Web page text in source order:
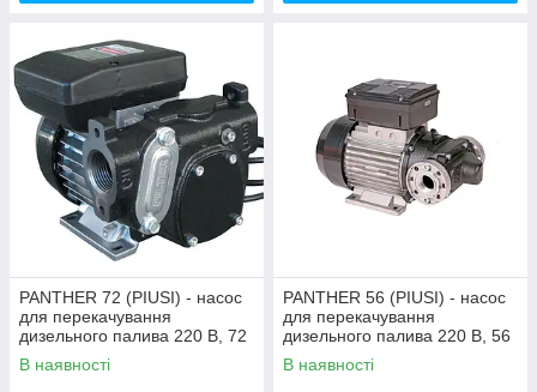
PANTHER 72 (PIUSI) - насос
для перекачування
дизельного палива 220 В, 72
л/хв
В наявності
PANTHER 56 (PIUSI) - насос
для перекачування
дизельного палива 220 В, 56
л/хв
В наявності